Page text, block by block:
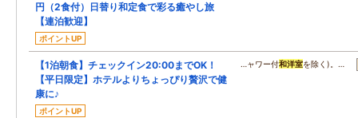
円（2食付）日替り和定食で彩る癒やし旅
【連泊歓迎】
ポイントUP
【1泊朝食】チェックイン20:00までOK！
【平日限定】ホテルよりちょっぴり贅沢で健
康に♪
ポイントUP
…ャワー付和洋室を除く)。…